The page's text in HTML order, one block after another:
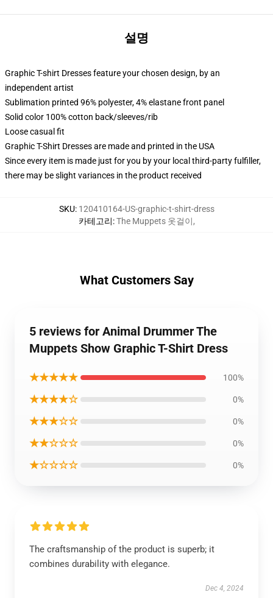
설명
Graphic T-shirt Dresses feature your chosen design, by an
independent artist
Sublimation printed 96% polyester, 4% elastane front panel
Solid color 100% cotton back/sleeves/rib
Loose casual fit
Graphic T-Shirt Dresses are made and printed in the USA
Since every item is made just for you by your local third-party fulfiller,
there may be slight variances in the product received
SKU: 120410164-US-graphic-t-shirt-dress
카테고리:The Muppets 옷걸이,
What Customers Say
5 reviews for Animal Drummer The
Muppets Show Graphic T-Shirt Dress
★★★★★ 100%
★★★★☆ 0%
★★★☆☆ 0%
★★☆☆☆ 0%
★☆☆☆☆ 0%
The craftsmanship of the product is superb; it
combines durability with elegance.
Dec 4, 2024